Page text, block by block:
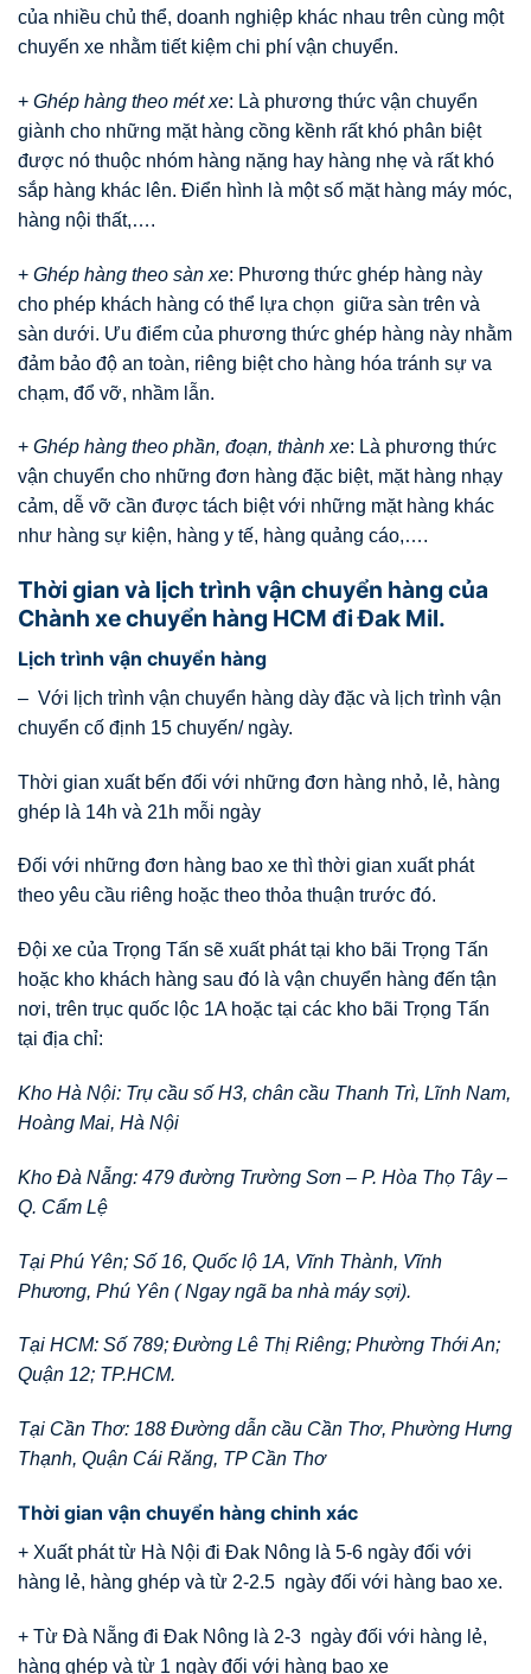
của nhiều chủ thể, doanh nghiệp khác nhau trên cùng một
chuyến xe nhằm tiết kiệm chi phí vận chuyển.
+ Ghép hàng theo mét xe: Là phương thức vận chuyển
giành cho những mặt hàng cồng kềnh rất khó phân biệt
được nó thuộc nhóm hàng nặng hay hàng nhẹ và rất khó
sắp hàng khác lên. Điển hình là một số mặt hàng máy móc,
hàng nội thất,….
+ Ghép hàng theo sàn xe: Phương thức ghép hàng này
cho phép khách hàng có thể lựa chọn giữa sàn trên và
sàn dưới. Ưu điểm của phương thức ghép hàng này nhằm
đảm bảo độ an toàn, riêng biệt cho hàng hóa tránh sự va
chạm, đổ vỡ, nhầm lẫn.
+ Ghép hàng theo phần, đoạn, thành xe: Là phương thức
vận chuyển cho những đơn hàng đặc biệt, mặt hàng nhạy
cảm, dễ vỡ cần được tách biệt với những mặt hàng khác
như hàng sự kiện, hàng y tế, hàng quảng cáo,….
Thời gian và lịch trình vận chuyển hàng của
Chành xe chuyển hàng HCM đi Đak Mil.
Lịch trình vận chuyển hàng
– Với lịch trình vận chuyển hàng dày đặc và lịch trình vận
chuyển cố định 15 chuyến/ ngày.
Thời gian xuất bến đối với những đơn hàng nhỏ, lẻ, hàng
ghép là 14h và 21h mỗi ngày
Đối với những đơn hàng bao xe thì thời gian xuất phát
theo yêu cầu riêng hoặc theo thỏa thuận trước đó.
Đội xe của Trọng Tấn sẽ xuất phát tại kho bãi Trọng Tấn
hoặc kho khách hàng sau đó là vận chuyển hàng đến tận
nơi, trên trục quốc lộc 1A hoặc tại các kho bãi Trọng Tấn
tại địa chỉ:
Kho Hà Nội: Trụ cầu số H3, chân cầu Thanh Trì, Lĩnh Nam,
Hoàng Mai, Hà Nội
Kho Đà Nẵng: 479 đường Trường Sơn – P. Hòa Thọ Tây –
Q. Cẩm Lệ
Tại Phú Yên; Số 16, Quốc lộ 1A, Vĩnh Thành, Vĩnh
Phương, Phú Yên ( Ngay ngã ba nhà máy sợi).
Tại HCM: Số 789; Đường Lê Thị Riêng; Phường Thới An;
Quận 12; TP.HCM.
Tại Cần Thơ: 188 Đường dẫn cầu Cần Thơ, Phường Hưng
Thạnh, Quận Cái Răng, TP Cần Thơ
Thời gian vận chuyển hàng chinh xác
+ Xuất phát từ Hà Nội đi Đak Nông là 5-6 ngày đối với
hàng lẻ, hàng ghép và từ 2-2.5 ngày đối với hàng bao xe.
+ Từ Đà Nẵng đi Đak Nông là 2-3 ngày đối với hàng lẻ,
hàng ghép và từ 1 ngày đối với hàng bao xe